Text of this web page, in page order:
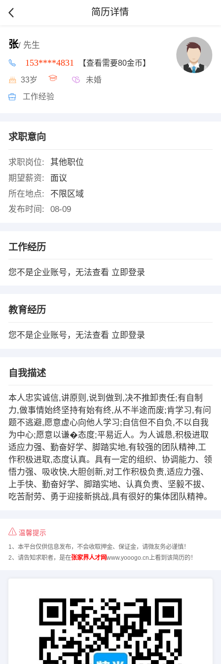
简历详情
张/ 先生
153****4831 【查看需要80金币】
33岁 未婚
工作经验
求职意向
求职岗位:
其他职位
期望薪资:
面议
所在地点:
不限区域
发布时间:
08-09
工作经历
您不是企业账号，无法查看 立即登录
教育经历
您不是企业账号，无法查看 立即登录
自我描述
本人忠实诚信,讲原则,说到做到,决不推卸责任;有自制
力,做事情始终坚持有始有终,从不半途而废;肯学习,有问
题不逃避,愿意虚心向他人学习;自信但不自负,不以自我
为中心;愿意以谦�态度;平易近人。为人诚恳,积极进取
适应力强、勤奋好学、脚踏实地,有较强的团队精神,工
作积极进取,态度认真。具有一定的组织、协调能力、领
悟力强、吸收快,大胆创新,对工作积极负责,适应力强、
上手快、勤奋好学、脚踏实地、认真负责、坚毅不拔、
吃苦耐劳、勇于迎接新挑战,具有很好的集体团队精神。
温馨提示
1、本平台仅供信息发布，不会收取押金、保证金，请微友务必谨慎！
2、请告知求职者，是在张家界人才网www.yooogo.cn上看到该简历的！